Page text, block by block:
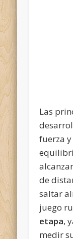
Las
fuerza
de
saltar
juego
etapa,
medir